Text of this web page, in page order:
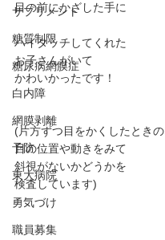
サプリメント
糖質制限
糖尿病網膜症
白内障
網膜剥離
予防
東大病院
勇気づけ
職員募集
目の前にかざした手に
ハイタッチしてくれた
お子さんがいて
かわいかったです！
(片方ずつ目をかくしたときの
目の位置や動きをみて
斜視がないかどうかを
検査しています)